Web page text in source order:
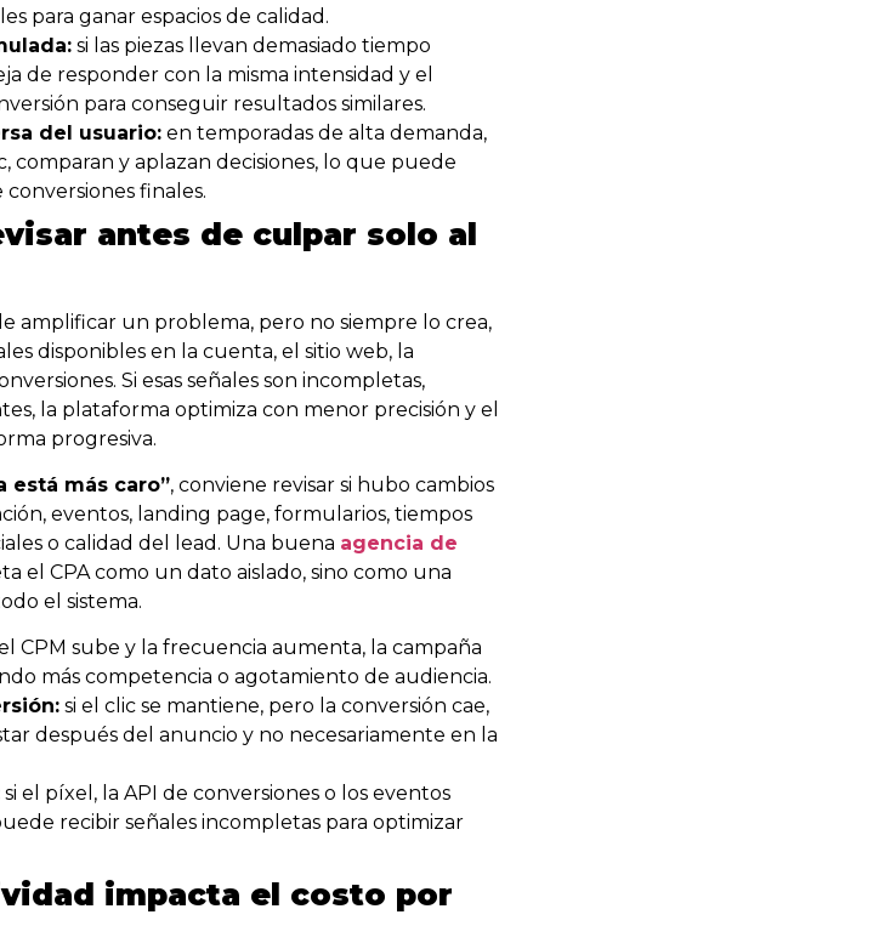
para ganar espacios de calidad.
si las piezas llevan demasiado tiempo
de responder con la misma intensidad y el
para conseguir resultados similares.
del usuario: en temporadas de alta demanda,
comparan y aplazan decisiones, lo que puede
finales.
antes de culpar solo al
amplificar un problema, pero no siempre lo crea,
disponibles en la cuenta, el sitio web, la
Si esas señales son incompletas,
la plataforma optimiza con menor precisión y el
progresiva.
está más caro”, conviene revisar si hubo cambios
eventos, landing page, formularios, tiempos
o calidad del lead. Una buena agencia de
el CPA como un dato aislado, sino como una
el sistema.
CPM sube y la frecuencia aumenta, la campaña
más competencia o agotamiento de audiencia.
si el clic se mantiene, pero la conversión cae,
después del anuncio y no necesariamente en la
si el píxel, la API de conversiones o los eventos
recibir señales incompletas para optimizar
impacta el costo por